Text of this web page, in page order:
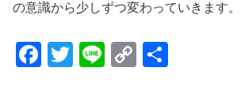
の意識から少しずつ変わっていきます。
F
T
Li
C